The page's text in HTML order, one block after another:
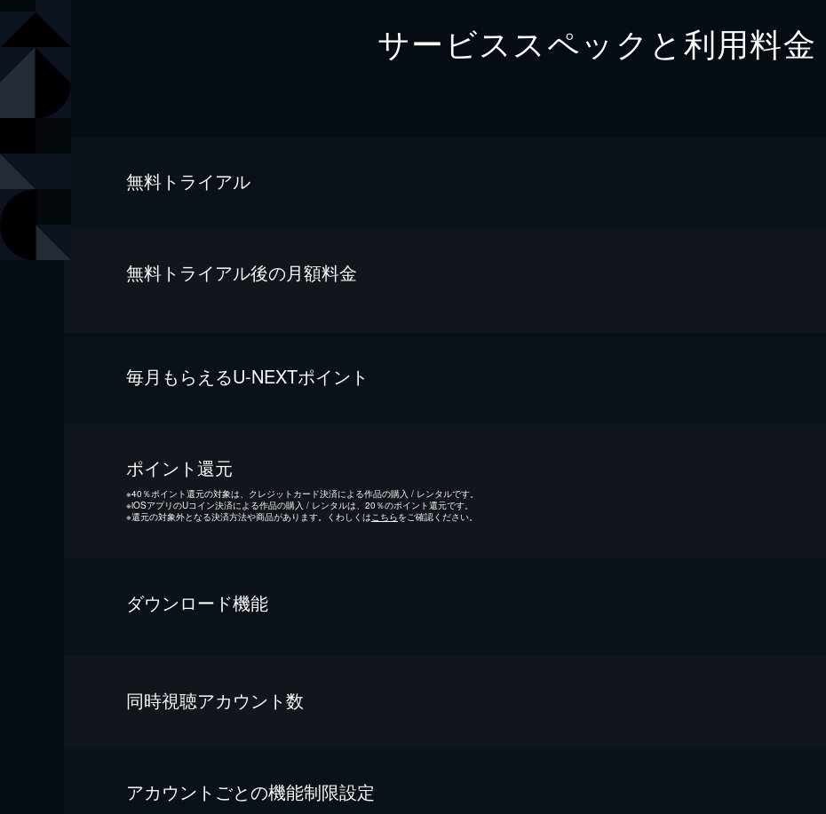
サービススペックと利用料金
無料トライアル
無料トライアル後の⽉額料金
毎⽉もらえるU-NEXTポイント
ポイント還元
※40％ポイント還元の対象は、クレジットカード決済による作品の購入 / レンタルです。
※iOSアプリのUコイン決済による作品の購入 / レンタルは、20％のポイント還元です。
※還元の対象外となる決済方法や商品があります。くわしくはこちらをご確認ください。
ダウンロード機能
同時視聴アカウント数
アカウントごとの機能制限設定